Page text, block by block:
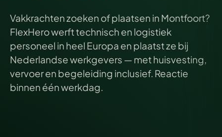
Vakkrachten zoeken of plaatsen in Montfoort?
FlexHero werft technisch en logistiek
personeel in heel Europa en plaatst ze bij
Nederlandse werkgevers — met huisvesting,
vervoer en begeleiding inclusief. Reactie
binnen één werkdag.